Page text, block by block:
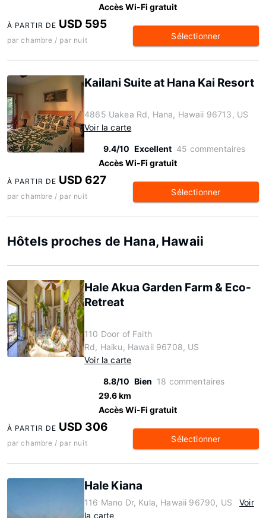
Accès Wi-Fi gratuit
À PARTIR DE USD 595
par chambre / par nuit Sélectionner
Kailani Suite at Hana Kai Resort
4865 Uakea Rd, Hana, Hawaii 96713, US
Voir la carte
9.4/10 Excellent 45 commentaires
Accès Wi-Fi gratuit
À PARTIR DE USD 627
par chambre / par nuit Sélectionner
Hôtels proches de Hana, Hawaii
Hale Akua Garden Farm & Eco-
Retreat
110 Door of Faith
Rd, Haiku, Hawaii 96708, US
Voir la carte
8.8/10 Bien 18 commentaires
29.6 km
Accès Wi-Fi gratuit
À PARTIR DE USD 306
par chambre / par nuit Sélectionner
Hale Kiana
116 Mano Dr, Kula, Hawaii 96790, US
Voir
la carte